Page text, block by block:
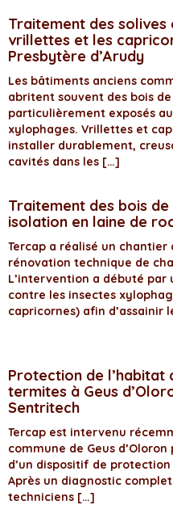
Traitement des
vrillettes et les
Presbytère d’Arudy
Les bâtiments anciens
abritent souvent des bois
particulièrement exposés
xylophages. Vrillettes et
installer durablement,
cavités dans les […]
Traitement des bois
isolation en laine de
Tercap a réalisé un chantier
rénovation technique de
L’intervention a débuté
contre les insectes
capricornes) afin d’assainir
Protection de l’habitat
termites à Geus
Sentritech
Tercap est intervenu
commune de Geus
d’un dispositif de
Après un diagnostic
techniciens […]